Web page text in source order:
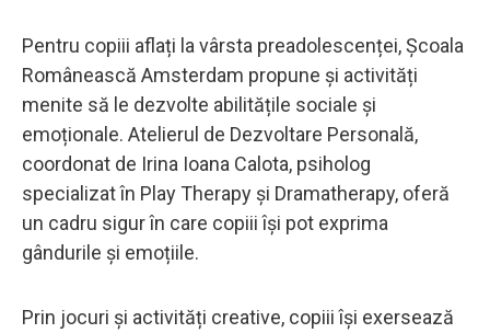
Pentru copiii aflați la vârsta preadolescenței, Școala
Românească Amsterdam propune și activități
menite să le dezvolte abilitățile sociale și
emoționale. Atelierul de Dezvoltare Personală,
coordonat de Irina Ioana Calota, psiholog
specializat în Play Therapy și Dramatherapy, oferă
un cadru sigur în care copiii își pot exprima
gândurile și emoțiile.
Prin jocuri și activități creative, copiii își exersează